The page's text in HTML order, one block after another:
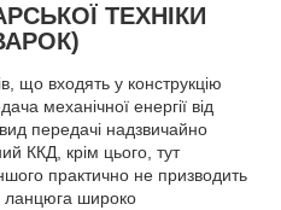
ТЕХНІКИ
що входять у конструкцію
механічної енергії від
передачі надзвичайно
ККД, крім цього, тут
практично не призводить
ланцюга широко